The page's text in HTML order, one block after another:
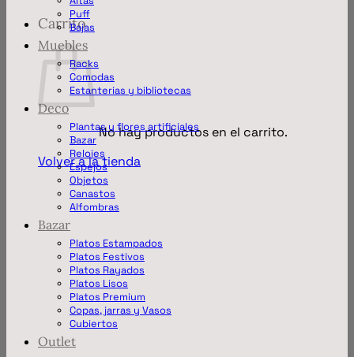
Carrito
No hay productos en el carrito.
Volver a la tienda
Puff
Bajas
Muebles
Racks
Comodas
Estanterias y bibliotecas
Deco
Plantas y flores artificiales
Bazar
Relojes
Espejos
Objetos
Canastos
Alfombras
Bazar
Platos Estampados
Platos Festivos
Platos Rayados
Platos Lisos
Platos Premium
Copas, jarras y Vasos
Cubiertos
Outlet